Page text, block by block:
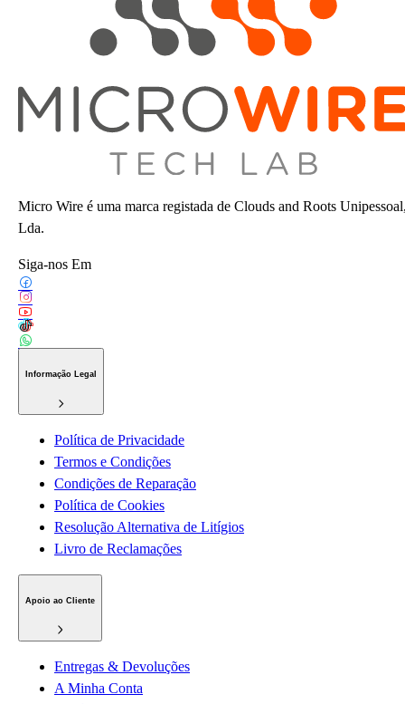
Micro Wire é uma marca registada de Clouds and Roots
Lda.
Siga-nos Em
Informação Legal
Política de Privacidade
Termos e Condições
Condições de Reparação
Política de Cookies
Resolução Alternativa de Litígios
Livro de Reclamações
Apoio ao Cliente
Entregas & Devoluções
A Minha Conta